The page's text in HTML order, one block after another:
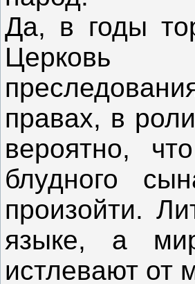
Да, в годы
Церковь
правах, в
вероятно,
блудного
произойти.
языке, а
истлевают от